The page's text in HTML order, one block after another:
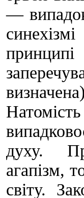
—
духу.
агапізм,
світу.